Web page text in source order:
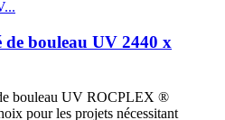
bouleau UV 2440 x
bouleau UV ROCPLEX ®
pour les projets nécessitant